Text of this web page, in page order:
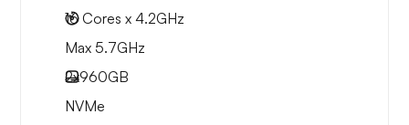
16 Cores x 4.2GHz
Max 5.7GHz
2x960GB
NVMe